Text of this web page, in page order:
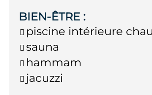
BIEN-ÊTRE :
piscine intérieure
sauna
hammam
jacuzzi